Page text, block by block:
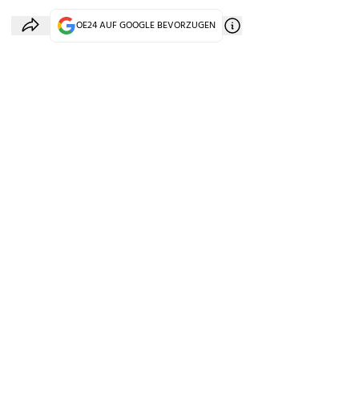
OE24 AUF GOOGLE BEVORZUGEN